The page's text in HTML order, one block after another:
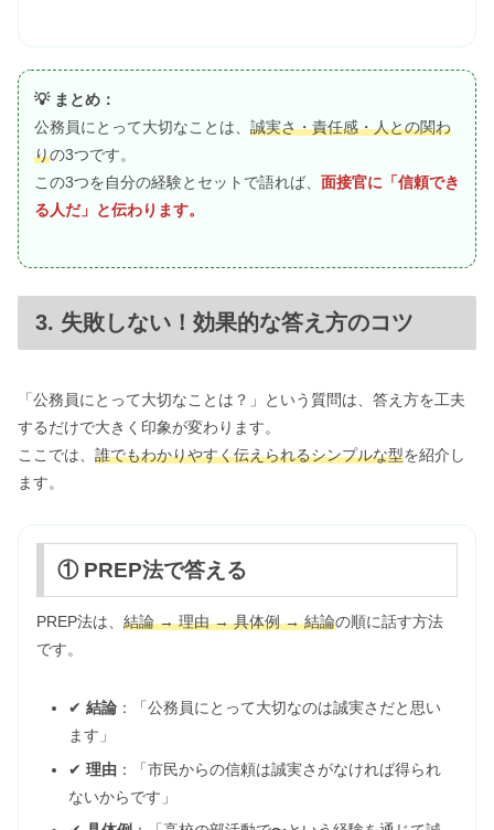
💡 まとめ：
公務員にとって大切なことは、 誠実さ・責任感・人との関わ
りの3つです。
この3つを自分の経験とセットで語れば、 面接官に「信頼でき
る人だ」と伝わります。
3. 失敗しない！効果的な答え方のコツ
「公務員にとって大切なことは？」という質問は、答え方を工夫
するだけで大きく印象が変わります。
ここでは、 誰でもわかりやすく伝えられるシンプルな型を紹介し
ます。
① PREP法で答える
PREP法は、 結論 → 理由 → 具体例 → 結論の順に話す方法
です。
✔ 結論：「公務員にとって大切なのは誠実さだと思い
ます」
✔ 理由 ：「市民からの信頼は誠実さがなければ得られ
ないからです」